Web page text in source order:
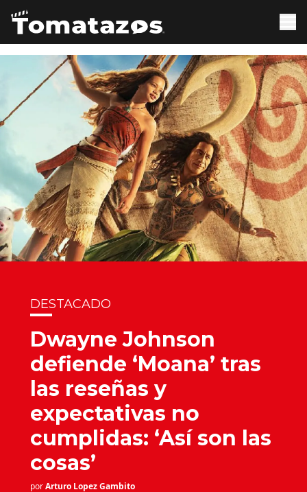
DESTACADO
Dwayne Johnson
defiende ‘Moana’ tras
las reseñas y
expectativas no
cumplidas: ‘Así son las
cosas’
porArturo Lopez Gambito